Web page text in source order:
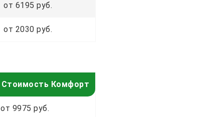
от 6195 руб.
от 2030 руб.
Стоимость Комфорт
от 9975 руб.